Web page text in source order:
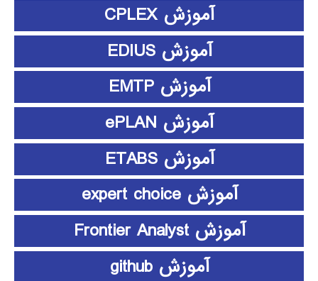
آموزش CPLEX
آموزش EDIUS
آموزش EMTP
آموزش ePLAN
آموزش ETABS
آموزش expert choice
آموزش Frontier Analyst
آموزش github